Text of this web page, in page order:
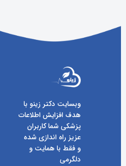
وبسایت دکتر زینو با
هدف افزایش اطلاعات
پزشکی شما کاربران
عزیز راه اندازی شده
و فقط با همایت و
دلگرمی